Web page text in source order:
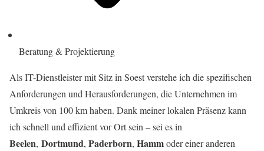
Beratung & Projektierung
Als IT-Dienstleister mit Sitz in Soest verstehe ich die spezifischen
Anforderungen und Herausforderungen, die Unternehmen im
Umkreis von 100 km haben. Dank meiner lokalen Präsenz kann
ich schnell und effizient vor Ort sein – sei es in
Beelen, Dortmund, Paderborn, Hammoder einer anderen